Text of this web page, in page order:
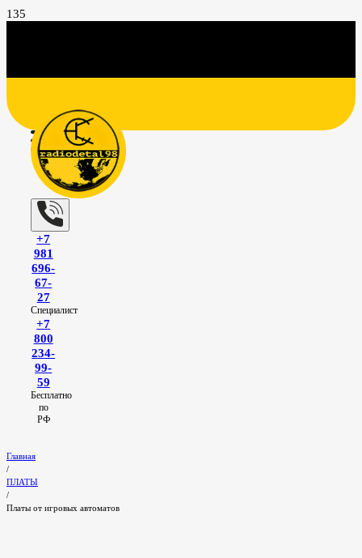
+7
981
696-
67-
27
Специалист
+7
800
234-
99-
59
Бесплатно
по
РФ
Главная
/
ПЛАТЫ
/
Платы от игровых автоматов